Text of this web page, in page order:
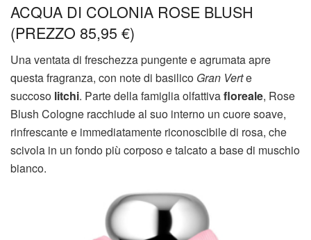
ACQUA DI COLONIA ROSE BLUSH
(PREZZO 85,95 €)
Una ventata di freschezza pungente e agrumata apre
questa fragranza, con note di basilico Gran Verte
succoso litchi. Parte della famiglia olfattivafloreale, Rose
Blush Cologne racchiude al suo interno un cuore soave,
rinfrescante e immediatamente riconoscibile di rosa, che
scivola in un fondo più corposo e talcato a base di muschio
bianco.